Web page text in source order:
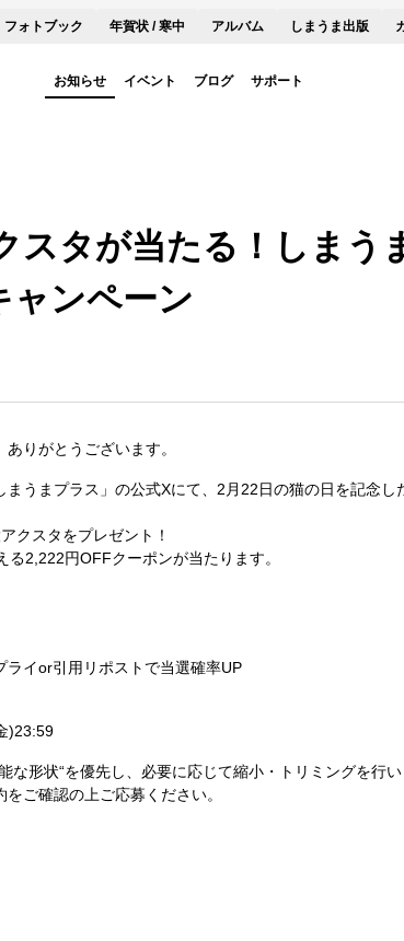
フォトブック 年賀状 / 寒中 アルバム しまうま出版
お知らせ イベント ブログ サポート
スタが当たる！しまう
ャンペーン
りがとうございます。
うまプラス」の公式Xにて、2月22日の猫の日を記念
クスタをプレゼント！
2,222円OFFクーポンが当たります。
ライor引用リポストで当選確率UP
)23:59
形状“を優先し、必要に応じて縮小・トリミングを行い
ご確認の上ご応募ください。